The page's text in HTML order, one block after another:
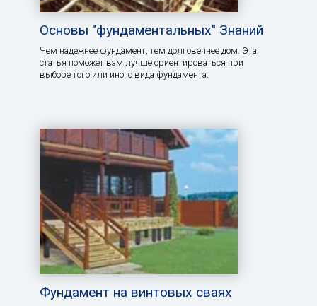
Основы "фундаментальных" Знаний
Чем надежнее фундамент, тем долговечнее дом. Эта
статья поможет вам лучше ориентироваться при
выборе того или иного вида фундамента.
Фундамент на винтовых сваях